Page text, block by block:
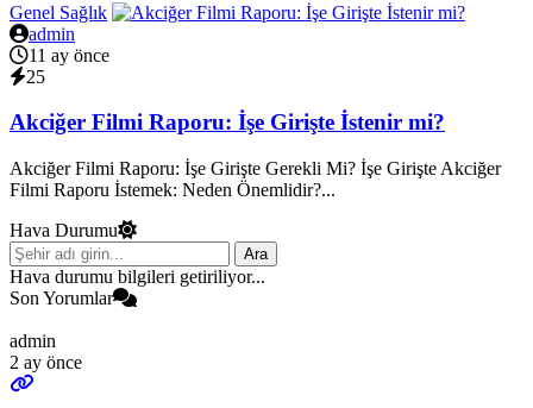
Genel Sağlık
admin
11 ay önce
25
Akciğer Filmi Raporu: İşe Girişte İstenir mi?
Akciğer Filmi Raporu: İşe Girişte Gerekli Mi? İşe Girişte Akciğer
Filmi Raporu İstemek: Neden Önemlidir?...
Hava Durumu
Ara
Hava durumu bilgileri getiriliyor...
Son Yorumlar
admin
2 ay önce